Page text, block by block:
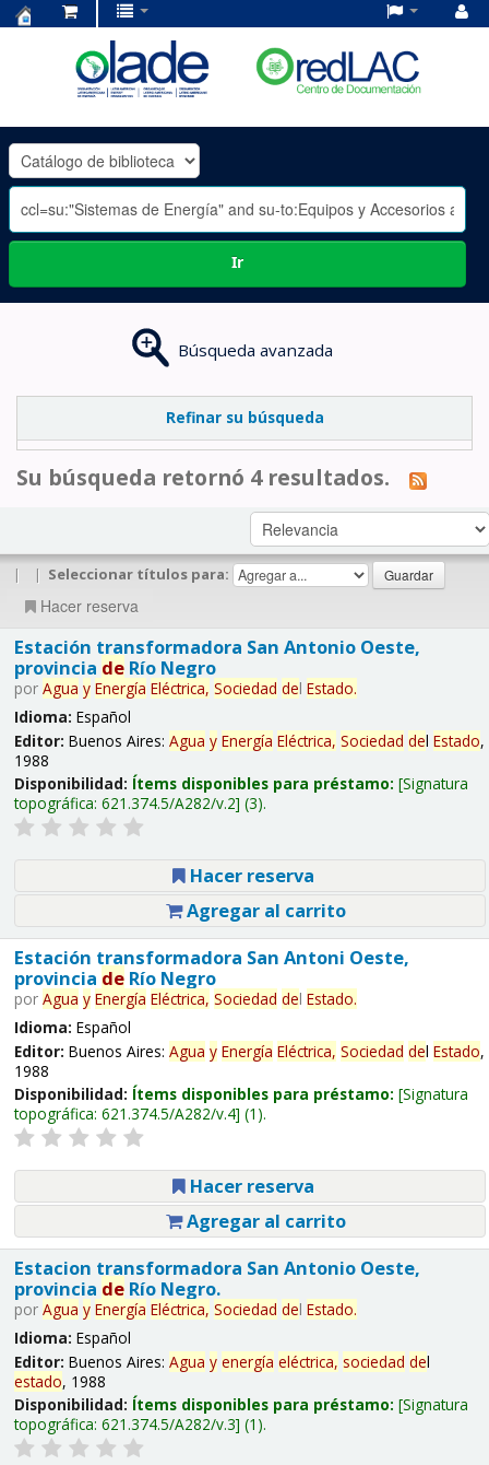
OLADE
-
Ir
Búsqueda avanzada
Refinar su búsqueda
Su búsqueda retornó 4 resultados.
| | Seleccionar títulos para:
Hacer reserva
Estación transformadora San Antonio Oeste,
provincia deRío Negro
por Agua y Energía Eléctrica, Sociedad del Estado.
Idioma: Español
Editor: Buenos Aires: Agua y Energía Eléctrica, Sociedad del Estado,
1988
Disponibilidad: Ítems disponibles para préstamo: Signatura
topográfica: 621.374.5/A282/v.2 (3).
Hacer reserva
Agregar al carrito
Estación transformadora San Antoni Oeste,
provincia deRío Negro
por Agua y Energía Eléctrica, Sociedad del Estado.
Idioma: Español
Editor: Buenos Aires: Agua y Energía Eléctrica, Sociedad del Estado,
1988
Disponibilidad: Ítems disponibles para préstamo: Signatura
topográfica: 621.374.5/A282/v.4 (1).
Hacer reserva
Agregar al carrito
Estacion transformadora San Antonio Oeste,
provincia deRío Negro.
por Agua y Energía Eléctrica, Sociedad del Estado.
Idioma: Español
Editor: Buenos Aires: Agua y energía eléctrica, sociedad del
estado, 1988
Disponibilidad: Ítems disponibles para préstamo: Signatura
topográfica: 621.374.5/A282/v.3 (1).